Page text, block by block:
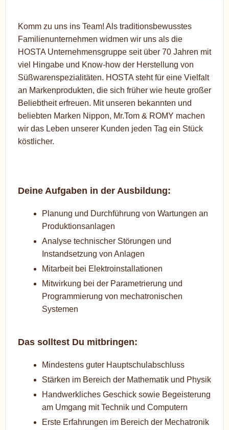
Komm zu uns ins Team! Als traditionsbewusstes
Familienunternehmen widmen wir uns als die
HOSTA Unternehmensgruppe seit über 70 Jahren mit
viel Hingabe und Know-how der Herstellung von
Süßwarenspezialitäten. HOSTA steht für eine Vielfalt
an Markenprodukten, die sich früher wie heute großer
Beliebtheit erfreuen. Mit unseren bekannten und
beliebten Marken Nippon, Mr.Tom & ROMY machen
wir das Leben unserer Kunden jeden Tag ein Stück
köstlicher.
Deine Aufgaben in der Ausbildung:
Planung und Durchführung von Wartungen an
Produktionsanlagen
Analyse technischer Störungen und
Instandsetzung von Anlagen
Mitarbeit bei Elektroinstallationen
Mitwirkung bei der Parametrierung und
Programmierung von mechatronischen
Systemen
Das solltest Du mitbringen:
Mindestens guter Hauptschulabschluss
Stärken im Bereich der Mathematik und Physik
Handwerkliches Geschick sowie Begeisterung
am Umgang mit Technik und Computern
Erste Erfahrungen im Bereich der Mechatronik